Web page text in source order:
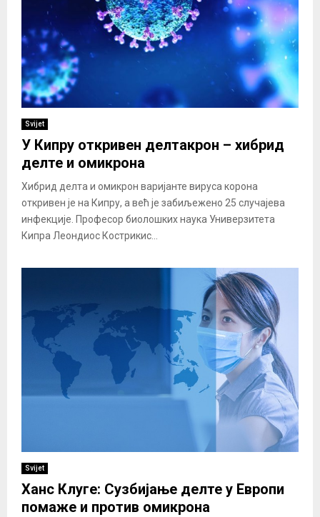
Svijet
У Кипру откривен делтакрон – хибрид
делте и омикрона
Хибрид делта и омикрон варијанте вируса корона
откривен је на Кипру, а већ је забиљежено 25 случајева
инфекције. Професор биолошких наука Универзитета
Кипра Леондиос Кострикис...
Svijet
Ханс Клуге: Сузбијање делте у Европи
помаже и против омикрона